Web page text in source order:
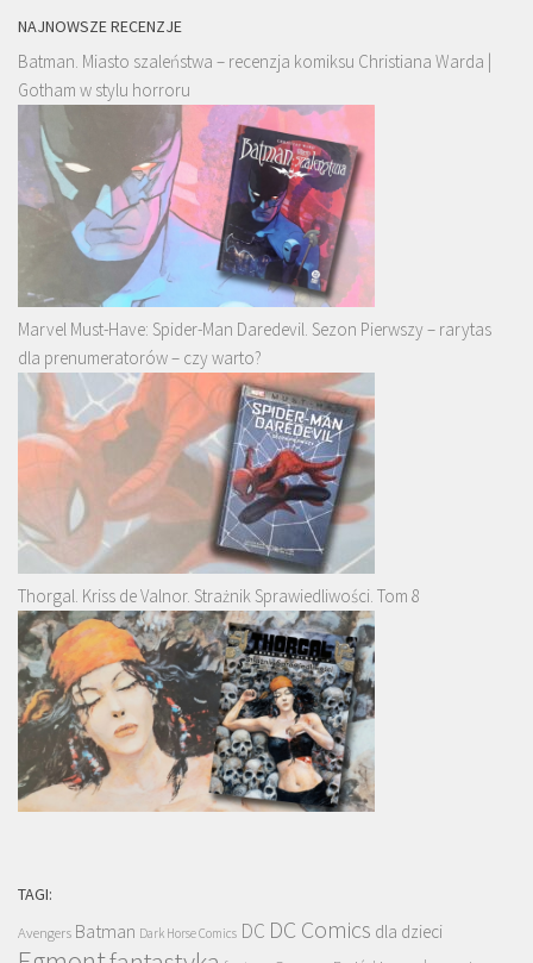
NAJNOWSZE RECENZJE
Batman. Miasto szaleństwa – recenzja komiksu Christiana Warda |
Gotham w stylu horroru
Marvel Must-Have: Spider-Man Daredevil. Sezon Pierwszy – rarytas
dla prenumeratorów – czy warto?
Thorgal. Kriss de Valnor. Strażnik Sprawiedliwości. Tom 8
TAGI:
Avengers Batman Dark Horse Comics DC DC Comics dla dzieci